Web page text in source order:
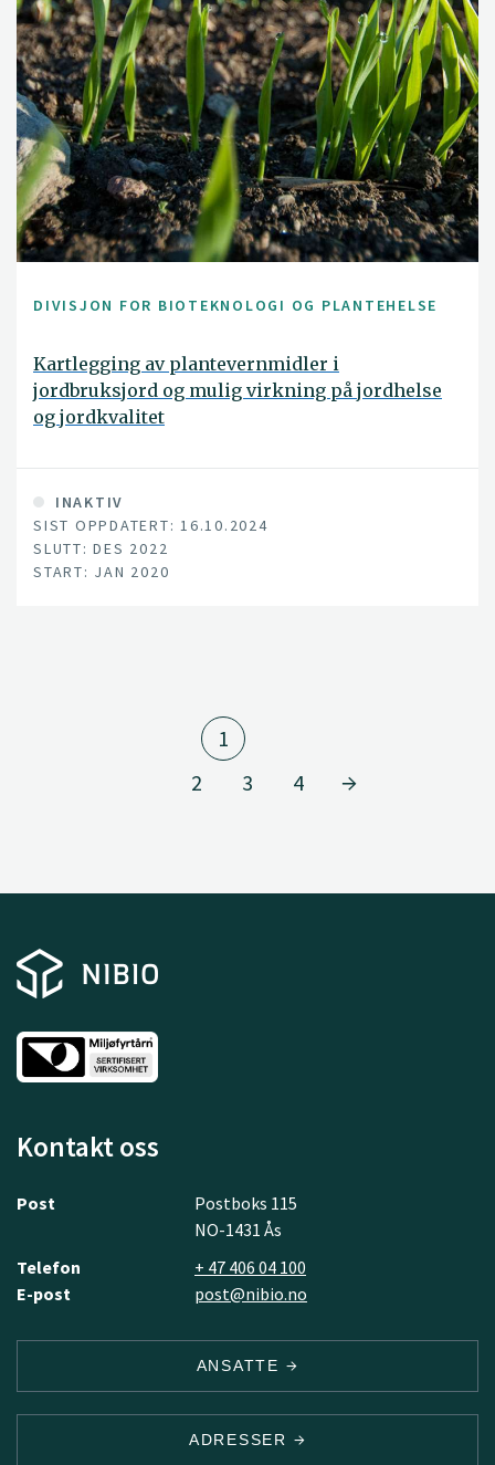
DIVISJON FOR BIOTEKNOLOGI OG PLANTEHELSE
Kartlegging av plantevernmidler i
jordbruksjord og mulig virkning på jordhelse
og jordkvalitet
INAKTIV
SIST OPPDATERT: 16.10.2024
SLUTT: DES 2022
START: JAN 2020
1
2
3 4
Kontakt oss
Post
Postboks 115
NO-1431 Ås
Telefon
+ 47 406 04 100
E-post
post@nibio.no
ANSATTE
ADRESSER